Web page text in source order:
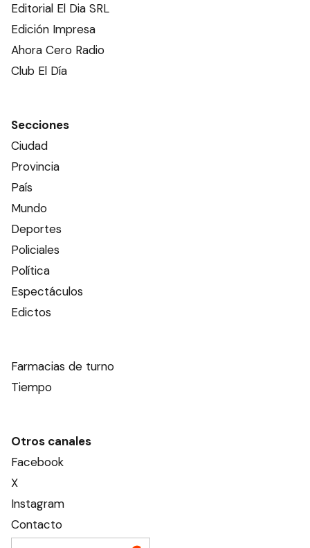
Editorial El Dia SRL
Edición Impresa
Ahora Cero Radio
Club El Día
Secciones
Ciudad
Provincia
País
Mundo
Deportes
Policiales
Política
Espectáculos
Edictos
Farmacias de turno
Tiempo
Otros canales
Facebook
X
Instagram
Contacto